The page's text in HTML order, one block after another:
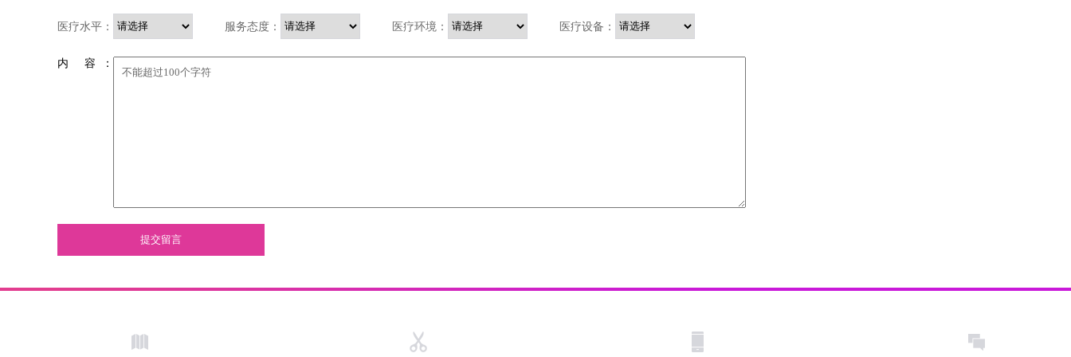
医疗水平： 服务态度： 医疗环境： 医疗设备：
内 容 ：
提交留言